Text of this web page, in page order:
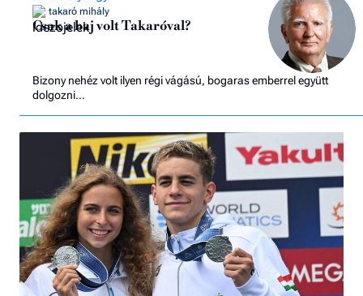
takaró mihály
Csak a baj volt Takaróval?
Bizony nehéz volt ilyen régi vágású, bogaras emberrel együtt
dolgozni…